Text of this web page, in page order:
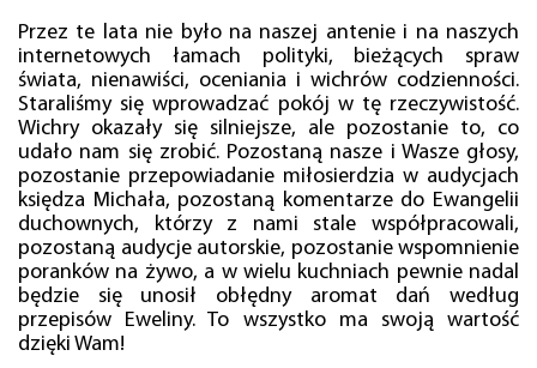
Przez te lata nie było na naszej antenie i na naszych
internetowych łamach polityki, bieżących spraw
świata, nienawiści, oceniania i wichrów codzienności.
Staraliśmy się wprowadzać pokój w tę rzeczywistość.
Wichry okazały się silniejsze, ale pozostanie to, co
udało nam się zrobić. Pozostaną nasze i Wasze głosy,
pozostanie przepowiadanie miłosierdzia w audycjach
księdza Michała, pozostaną komentarze do Ewangelii
duchownych, którzy z nami stale współpracowali,
pozostaną audycje autorskie, pozostanie wspomnienie
poranków na żywo, a w wielu kuchniach pewnie nadal
będzie się unosił obłędny aromat dań według
przepisów Eweliny. To wszystko ma swoją wartość
dzięki Wam!